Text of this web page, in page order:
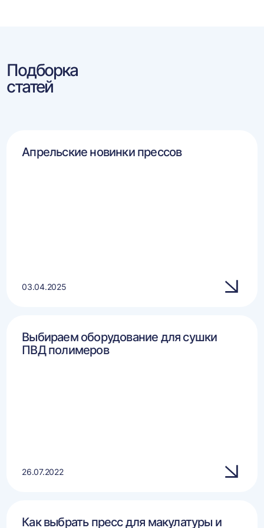
Подборка
статей
Апрельские новинки прессов
03.04.2025
Выбираем оборудование для сушки
ПВД полимеров
26.07.2022
Как выбрать пресс для макулатуры и